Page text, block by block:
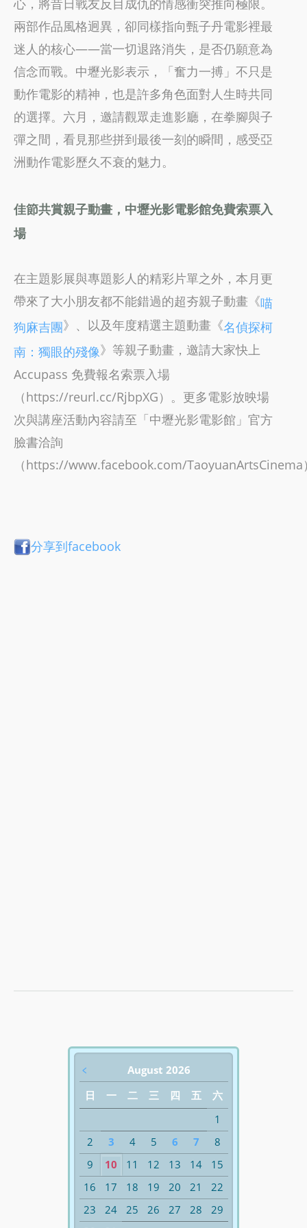
兩部作品風格迥異，卻同樣指向甄子丹電影裡最
迷人的核心——當一切退路消失，是否仍願意為
信念而戰。中壢光影表示，「奮力一搏」不只是
動作電影的精神，也是許多角色面對人生時共同
的選擇。六月，邀請觀眾走進影廳，在拳腳與子
彈之間，看見那些拼到最後一刻的瞬間，感受亞
洲動作電影歷久不衰的魅力。
佳節共賞親子動畫，中壢光影電影館免費索票入
場
在主題影展與專題影人的精彩片單之外，本月更
帶來了大小朋友都不能錯過的超夯親子動畫《喵
狗麻吉團》、以及年度精選主題動畫《名偵探柯
南：獨眼的殘像》等親子動畫，邀請大家快上
Accupass 免費報名索票入場
（https://reurl.cc/RjbpXG）。更多電影放映場
次與講座活動內容請至「中壢光影電影館」官方
臉書洽詢
（https://www.facebook.com/TaoyuanArtsCinema
分享到facebook
August 2026
﹤
日
一 二 三 四 五
六
1
2
3 4 5 6 7
8
9
10 11 12 13 14
15
16
17 18 19 20 21
22
23
24 25 26 27 28
29